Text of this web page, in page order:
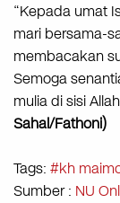
“Kepada umat
mari bersama-
membacakan
Semoga
mulia di sisi
Sahal/Fathoni)
Tags: #kh
Sumber : NU